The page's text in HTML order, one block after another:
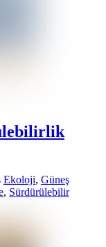
Ekoloji, Güneş
, Sürdürülebilir